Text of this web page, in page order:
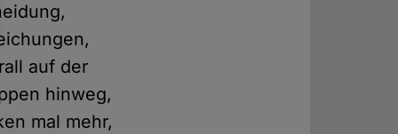
auf der
hinweg,
mal mehr,